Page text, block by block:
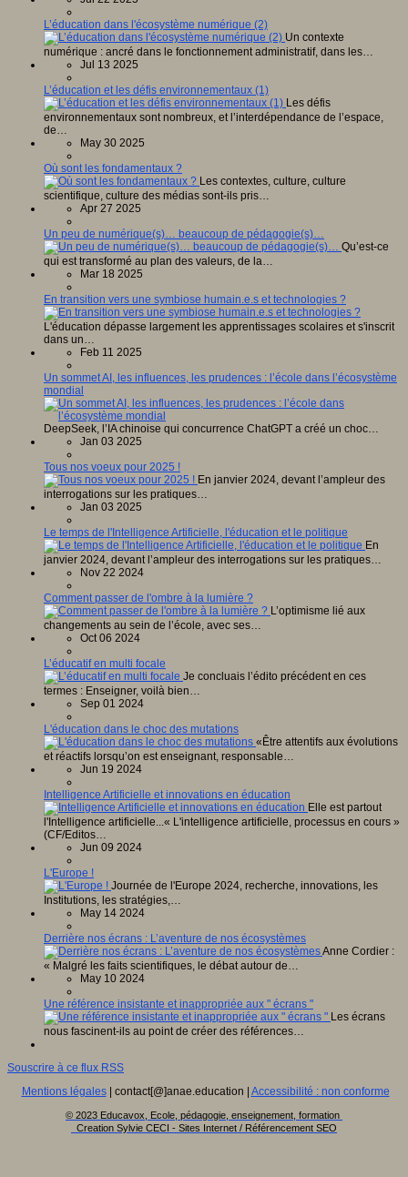
L’éducation dans l'écosystème numérique (2)
Un contexte
numérique : ancré dans le fonctionnement administratif, dans les…
Jul 13 2025
L’éducation et les défis environnementaux (1)
Les défis
environnementaux sont nombreux, et l’interdépendance de l’espace,
de…
May 30 2025
Où sont les fondamentaux ?
Les contextes, culture, culture
scientifique, culture des médias sont-ils pris…
Apr 27 2025
Un peu de numérique(s)… beaucoup de pédagogie(s)…
Qu’est-ce
qui est transformé au plan des valeurs, de la…
Mar 18 2025
En transition vers une symbiose humain.e.s et technologies ?
L'éducation dépasse largement les apprentissages scolaires et s'inscrit
dans un…
Feb 11 2025
Un sommet AI, les influences, les prudences : l’école dans l’écosystème
mondial
DeepSeek, l’IA chinoise qui concurrence ChatGPT a créé un choc…
Jan 03 2025
Tous nos voeux pour 2025 !
En janvier 2024, devant l’ampleur des
interrogations sur les pratiques…
Jan 03 2025
Le temps de l'Intelligence Artificielle, l'éducation et le politique
En
janvier 2024, devant l’ampleur des interrogations sur les pratiques…
Nov 22 2024
Comment passer de l'ombre à la lumière ?
L’optimisme lié aux
changements au sein de l’école, avec ses…
Oct 06 2024
L’éducatif en multi focale
Je concluais l’édito précédent en ces
termes : Enseigner, voilà bien…
Sep 01 2024
L'éducation dans le choc des mutations
«Être attentifs aux évolutions
et réactifs lorsqu’on est enseignant, responsable…
Jun 19 2024
Intelligence Artificielle et innovations en éducation
Elle est partout
l'Intelligence artificielle...« L'intelligence artificielle, processus en cours »
(CF/Editos…
Jun 09 2024
L'Europe !
Journée de l'Europe 2024, recherche, innovations, les
Institutions, les stratégies,…
May 14 2024
Derrière nos écrans : L’aventure de nos écosystèmes
Anne Cordier :
« Malgré les faits scientifiques, le débat autour de…
May 10 2024
Une référence insistante et inappropriée aux " écrans "
Les écrans
nous fascinent-ils au point de créer des références…
Souscrire à ce flux RSS
Mentions légales| contact[@]anae.education | Accessibilité : non conforme
© 2023 Educavox, Ecole, pédagogie, enseignement, formation
Creation Sylvie CECI - Sites Internet / Référencement SEO